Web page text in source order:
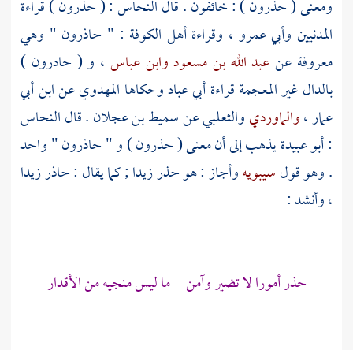
ومعنى ( حذرون ) : خائفون . قالالنحاس: ( حذرون ) قراءة
المدنيين وأبي عمرو ، وقراءةأهل الكوفة : " حاذرون " وهي
معروفة عنعبد الله بن مسعودوابن عباس ، و ( حادرون )
بالدال غير المعجمة قراءةأبي عبادوحكاها المهدويعنابن أبي
عمار،والماورديوالثعلبيعنسميط بن عجلان. قالالنحاس
:أبو عبيدةيذهب إلى أن معنى ( حذرون ) و " حاذرون " واحد
. وهو قولسيبويهوأجاز : هو حذر زيدا ; كما يقال : حاذر زيدا
، وأنشد :
حذر أمورا لا تضير وآمن ما ليس منجيه من الأقدار